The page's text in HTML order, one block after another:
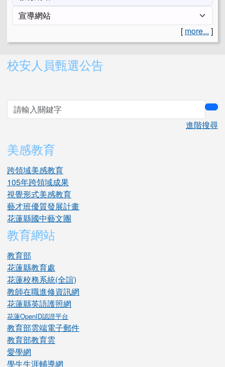
[ more... ]
右邊區域內容
校安人員甄選公告
進階搜尋
美感教育
跨領域美感教育
105年跨領域成果
視覺形式美感教育
藝才班優質發展計畫
花蓮縣國中藝文團
教育網站
教育部
花蓮縣教育處
花蓮校務系統(全誼)
教師在職進修資訊網
花蓮縣英語護照網
花蓮OpenID認證平台
教育部雲端電子郵件
教育部教育雲
愛學網
學生生涯輔導網